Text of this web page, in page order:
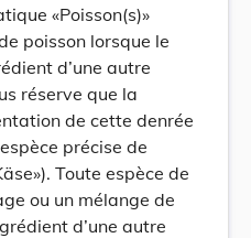
«Poisson(s)»
poisson lorsque le
d’une autre
réserve que la
de cette denrée
précise de
Toute espèce de
ou un mélange de
d’une autre